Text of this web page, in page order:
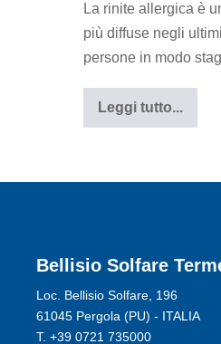
consigli
per
curarla
La rinite allergica è
più diffuse negli
persone in modo
Leggi tutto...
Rinite
allergica
consigli
Bellisio Solfare
Loc. Bellisio Solfare, 196
61045 Pergola (PU) - ITALIA
T. +39 0721 735000